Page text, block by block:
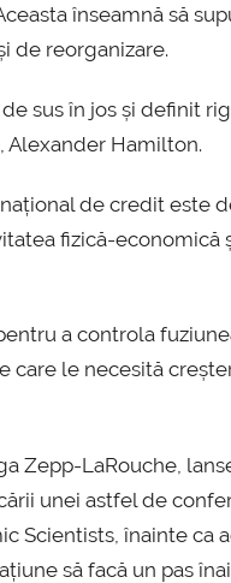
înseamnă să
de reorganizare.
sus în jos și definit
Alexander Hamilton.
de credit este
fizică-economică
a controla
le necesită
Zepp-LaRouche,
unei astfel de
Scientists, înainte ca
să facă un pas